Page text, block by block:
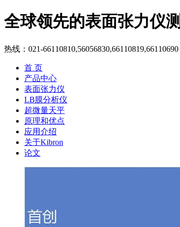
全球领先的表面张力仪
热线：021-
首 页
产品中心
表面张力仪
LB膜分析仪
超微量天平
原理和优点
应用介绍
关于Kibron
论文